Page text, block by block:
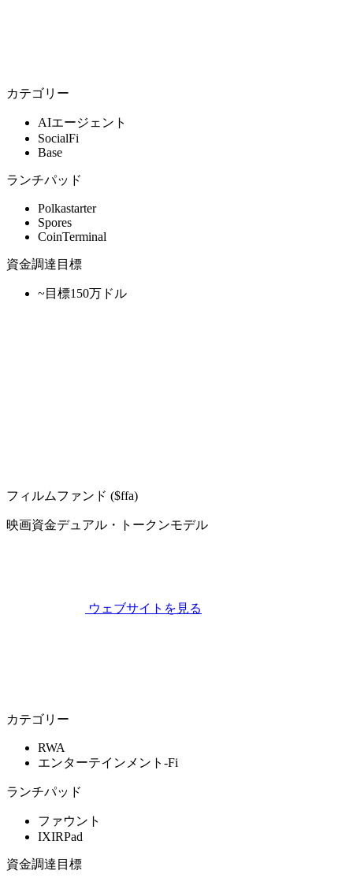
カテゴリー
AIエージェント
SocialFi
Base
ランチパッド
Polkastarter
Spores
CoinTerminal
資金調達目標
~目標150万ドル
フィルムファンド ($ffa)
映画資金デュアル・トークンモデル
ウェブサイトを見る
カテゴリー
RWA
エンターテインメント-Fi
ランチパッド
ファウント
IXIRPad
資金調達目標